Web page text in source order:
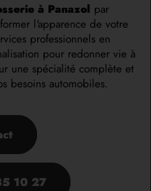
à Panazol par
l'apparence de votre
professionnels en
pour redonner vie à
une spécialité complète et
besoins automobiles.
10 27